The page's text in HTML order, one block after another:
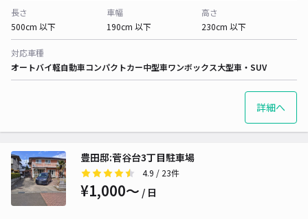
長さ
500cm 以下
車幅
190cm 以下
高さ
230cm 以下
対応車種
オートバイ軽自動車コンパクトカー中型車ワンボックス大型車・SUV
詳細へ
豊田邸:菅谷台3丁目駐車場
4.9 / 23件
¥1,000〜 / 日